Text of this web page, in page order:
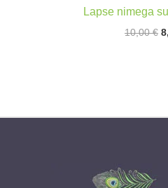
Lapse nimega
10,00€